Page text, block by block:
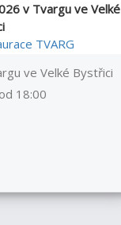
v Tvargu ve Velké
TVARG
ve Velké Bystřici
18:00